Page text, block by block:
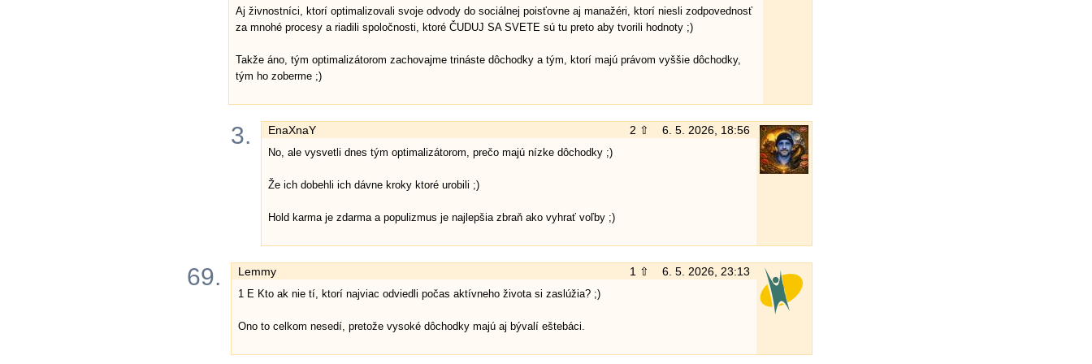
Aj živnostníci, ktorí optimalizovali svoje odvody do sociálnej poisťovne aj manažéri, ktorí niesli zodpovednosť
za mnohé procesy a riadili spoločnosti, ktoré ČUDUJ SA SVETE sú tu preto aby tvorili hodnoty ;)
Takže áno, tým optimalizátorom zachovajme trináste dôchodky a tým, ktorí majú právom vyššie dôchodky,
tým ho zoberme ;)
3. EnaXnaY 2 ⇧ 6. 5. 2026, 18:56
No, ale vysvetli dnes tým optimalizátorom, prečo majú nízke dôchodky ;)
Že ich dobehli ich dávne kroky ktoré urobili ;)
Hold karma je zdarma a populizmus je najlepšia zbraň ako vyhrať voľby ;)
69. Lemmy 1 ⇧ 6. 5. 2026, 23:13
1 E Kto ak nie tí, ktorí najviac odviedli počas aktívneho života si zaslúžia? ;)
Ono to celkom nesedí, pretože vysoké dôchodky majú aj bývalí eštebáci.